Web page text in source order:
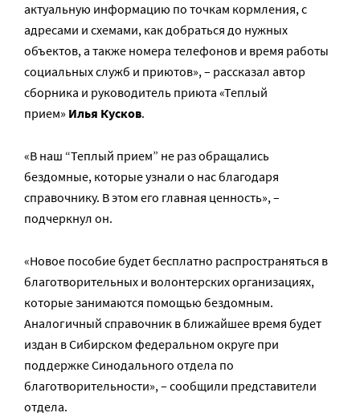
актуальную информацию по точкам кормления, с
адресами и схемами, как добраться до нужных
объектов, а также номера телефонов и время работы
социальных служб и приютов», – рассказал автор
сборника и руководитель приюта «Теплый
прием» Илья Кусков.
«В наш “Теплый прием” не раз обращались
бездомные, которые узнали о нас благодаря
справочнику. В этом его главная ценность», –
подчеркнул он.
«Новое пособие будет бесплатно распространяться в
благотворительных и волонтерских организациях,
которые занимаются помощью бездомным.
Аналогичный справочник в ближайшее время будет
издан в Сибирском федеральном округе при
поддержке Синодального отдела по
благотворительности», – сообщили представители
отдела.